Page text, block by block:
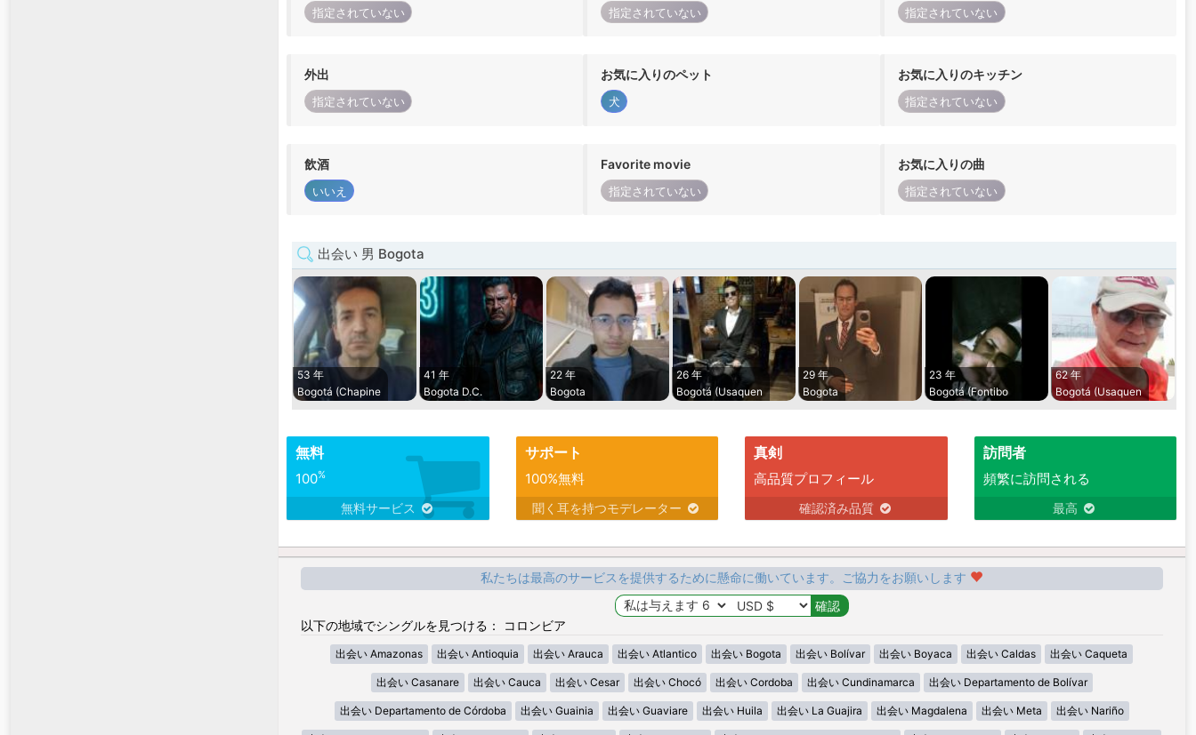
指定されていない 指定されていない 指定されていない
外出
指定されていない
お気に入りのペット
犬
お気に入りのキッチン
指定されていない
飲酒
いいえ
Favorite movie
指定されていない
お気に入りの曲
指定されていない
出会い 男 Bogota
53 年
Bogotá (Chapine
41 年
Bogota D.C.
22 年
Bogota
26 年
Bogotá (Usaquen
29 年
Bogota
23 年
Bogotá (Fontibo
62 年
Bogotá (Usaquen
無料
100%
無料サービス
サポート
100%無料
聞く耳を持つモデレーター
真剣
高品質プロフィール
確認済み品質
訪問者
頻繁に訪問される
最高
私たちは最高のサービスを提供するために懸命に働いています。ご協力をお願いします
以下の地域でシングルを見つける： コロンビア
出会い Amazonas 出会い Antioquia 出会い Arauca 出会い Atlantico 出会い Bogota 出会い Bolívar 出会い Boyaca 出会い Caldas 出会い Caqueta
出会い Casanare 出会い Cauca 出会い Cesar 出会い Chocó 出会い Cordoba 出会い Cundinamarca 出会い Departamento de Bolívar
出会い Departamento de Córdoba 出会い Guainia 出会い Guaviare 出会い Huila 出会い La Guajira 出会い Magdalena 出会い Meta 出会い Nariño